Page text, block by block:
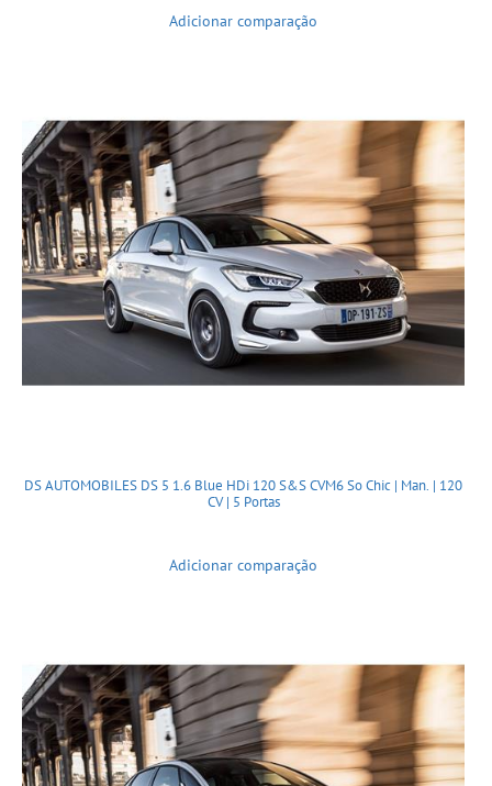
Adicionar comparação
DS AUTOMOBILES DS 5 1.6 Blue HDi 120 S&S CVM6 So Chic | Man. | 120
CV | 5 Portas
Adicionar comparação